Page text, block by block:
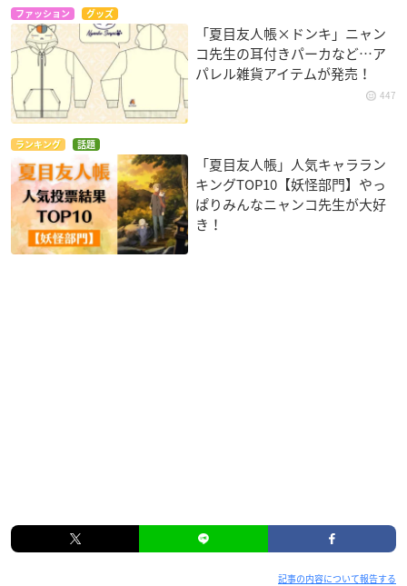
ファッション グッズ
「夏目友人帳×ドンキ」ニャン
コ先生の耳付きパーカなど…ア
パレル雑貨アイテムが発売！
447
ランキング 話題
「夏目友人帳」人気キャララン
キングTOP10【妖怪部門】やっ
ぱりみんなニャンコ先生が大好
き！
記事の内容について報告する